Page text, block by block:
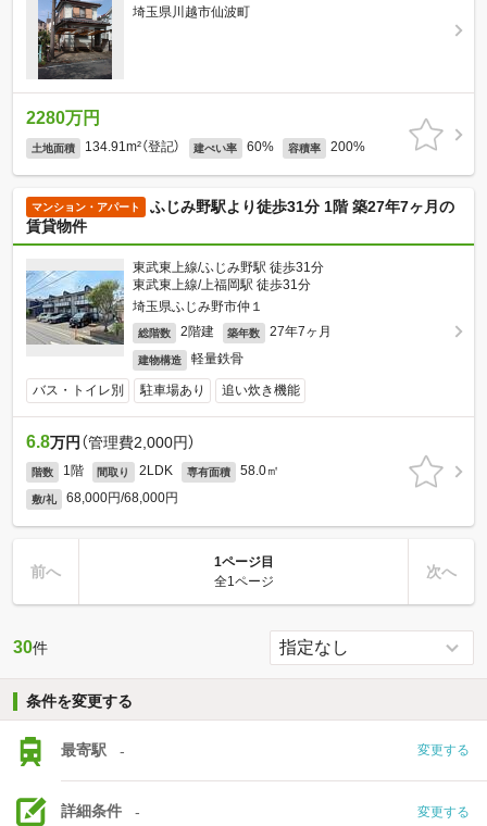
埼玉県川越市仙波町
2280万円
土地面積 134.91m²（登記） 建ぺい率 60% 容積率 200%
マンション・アパート
ふじみ野駅より徒歩31分 1階 築27年7ヶ月の
賃貸物件
東武東上線/ふじみ野駅 徒歩31分
東武東上線/上福岡駅 徒歩31分
埼玉県ふじみ野市仲１
総階数 2階建 築年数 27年7ヶ月
建物構造 軽量鉄骨
バス・トイレ別 駐車場あり 追い炊き機能
6.8万円 （管理費2,000円）
階数 1階 間取り 2LDK 専有面積 58.0㎡
敷/礼 68,000円/68,000円
前へ
1ページ目
全1ページ
次へ
30件
条件を変更する
最寄駅 - 変更する
詳細条件 - 変更する